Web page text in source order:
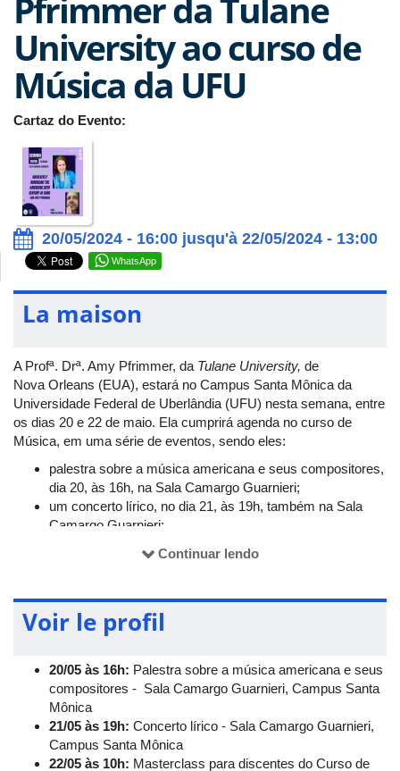
University ao curso de
Música da UFU
Cartaz do Evento:
20/05/2024 - 16:00 jusqu'à 22/05/2024 - 13:00
WhatsApp
La maison
A Profª. Drª. Amy Pfrimmer, da Tulane University, de
Nova Orleans (EUA), estará no Campus Santa Mônica da
Universidade Federal de Uberlândia (UFU) nesta semana, entre
os dias 20 e 22 de maio. Ela cumprirá agenda no curso de
Música, em uma série de eventos, sendo eles:
palestra sobre a música americana e seus compositores,
dia 20, às 16h, na Sala Camargo Guarnieri;
um concerto lírico, no dia 21, às 19h, também na Sala
Camargo Guarnieri;
Canto, dia 22, às 10h, na sala 11 do Bloco 3M.
colaborador, o técnico do curso de Música Thiago de Freitas.
Os eventos são gratuitos e abertos ao público.
Continuar lendo
Voir le profil
20/05 às 16h: Palestra sobre a música americana e seus
compositores - Sala Camargo Guarnieri, Campus Santa
Mônica
21/05 às 19h: Concerto lírico - Sala Camargo Guarnieri,
Campus Santa Mônica
22/05 às 10h: Masterclass para discentes do Curso de